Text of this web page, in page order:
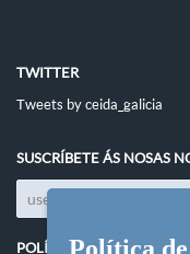
TWITTER
Tweets by ceida_galicia
SUSCRÍBETE ÁS NOSAS
POLÍTICAS DO SITIO